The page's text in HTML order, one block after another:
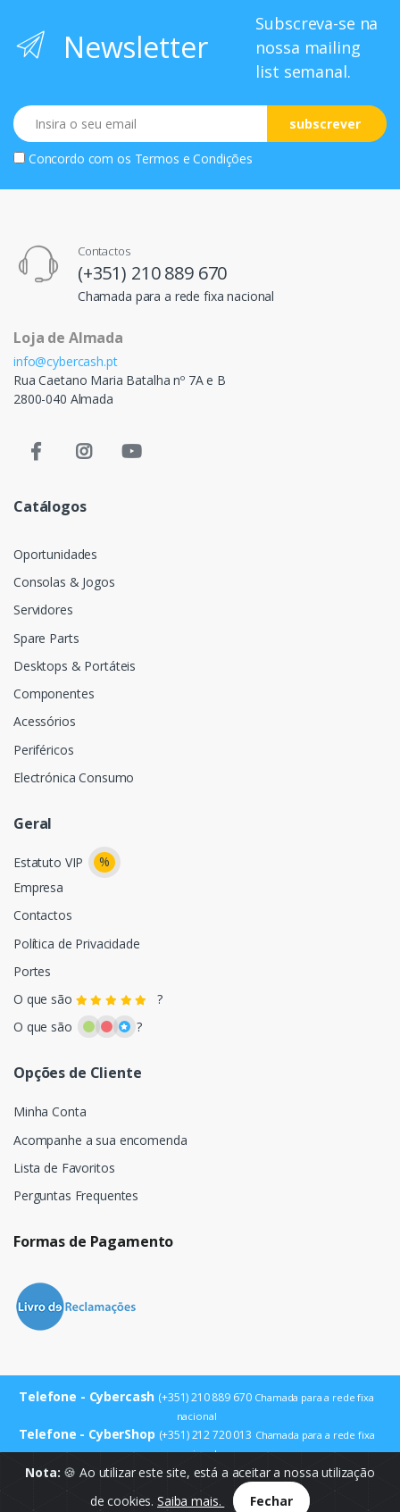
Newsletter
Subscreva-se na
nossa mailing
list semanal.
Email
subscrever
Concordo com os Termos e Condições
Contactos
(+351) 210 889 670
Chamada para a rede fixa nacional
Loja de Almada
info@cybercash.pt
Rua Caetano Maria Batalha nº 7A e B
2800-040 Almada
Catálogos
Oportunidades
Consolas & Jogos
Servidores
Spare Parts
Desktops & Portáteis
Componentes
Acessórios
Periféricos
Electrónica Consumo
Geral
Estatuto VIP
%
Empresa
Contactos
Política de Privacidade
Portes
O que são
?
O que são
?
Opções de Cliente
Minha Conta
Acompanhe a sua encomenda
Lista de Favoritos
Perguntas Frequentes
Formas de Pagamento
Telefone - Cybercash (+351) 210 889 670 Chamada para a rede fixa
nacional
Telefone - CyberShop (+351) 212 720 013 Chamada para a rede fixa
nacional
E-mail info@cybercash.pt
© Cybercash
Nota: 🍪 Ao utilizar este site, está a aceitar a nossa utilização
de cookies. Saiba mais. Fechar